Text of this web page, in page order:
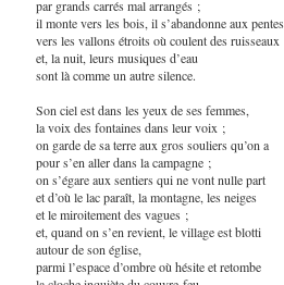
par grands carrés mal arrangés ;
il monte vers les bois, il s’abandonne aux pentes
vers les vallons étroits où coulent des ruisseaux
et, la nuit, leurs musiques d’eau
sont là comme un autre silence.
Son ciel est dans les yeux de ses femmes,
la voix des fontaines dans leur voix ;
on garde de sa terre aux gros souliers qu’on a
pour s’en aller dans la campagne ;
on s’égare aux sentiers qui ne vont nulle part
et d’où le lac paraît, la montagne, les neiges
et le miroitement des vagues ;
et, quand on s’en revient, le village est blotti
autour de son église,
parmi l’espace d’ombre où hésite et retombe